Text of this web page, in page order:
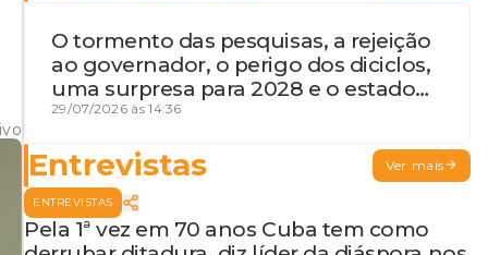
O tormento das pesquisas, a rejeição
ao governador, o perigo dos diciclos,
uma surpresa para 2028 e o estado
de terceira guerra mundial
29/07/2026 às 14:36
Entrevistas Ver mais
ENTREVISTAS
Pela 1ª vez em 70 anos Cuba tem como